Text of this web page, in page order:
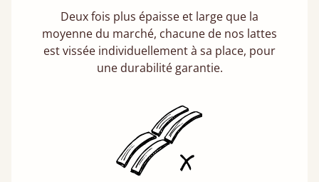
Deux fois plus épaisse et large que la
moyenne du marché, chacune de nos lattes
est vissée individuellement à sa place, pour
une durabilité garantie.